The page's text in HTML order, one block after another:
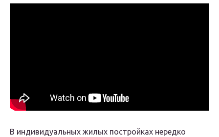
В индивидуальных жилых постройках нередко